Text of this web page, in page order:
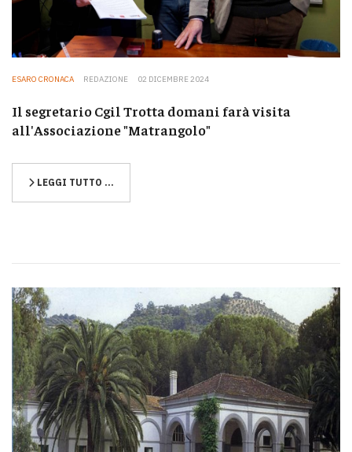
ESARO CRONACA REDAZIONE 02 DICEMBRE 2024
Il segretario Cgil Trotta domani farà visita
all'Associazione "Matrangolo"
LEGGI TUTTO …